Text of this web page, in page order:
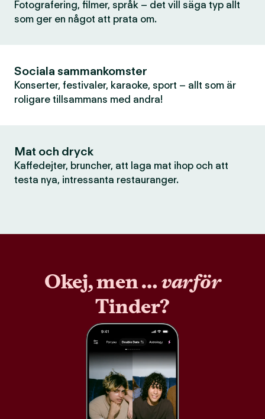
Fotografering, filmer, språk – det vill säga typ allt
som ger en något att prata om.
Sociala sammankomster
Konserter, festivaler, karaoke, sport – allt som är
roligare tillsammans med andra!
Mat och dryck
Kaffedejter, bruncher, att laga mat ihop och att
testa nya, intressanta restauranger.
Okej, men …varför
Tinder?